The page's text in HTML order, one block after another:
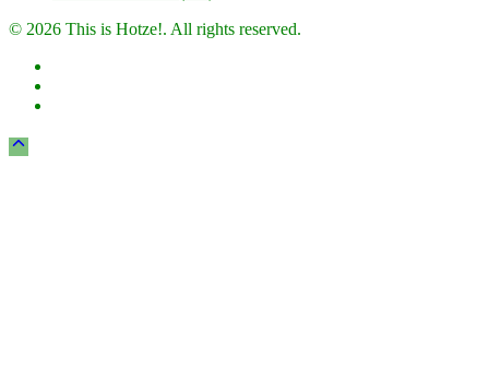
© 2026 This is Hotze!. All rights reserved.